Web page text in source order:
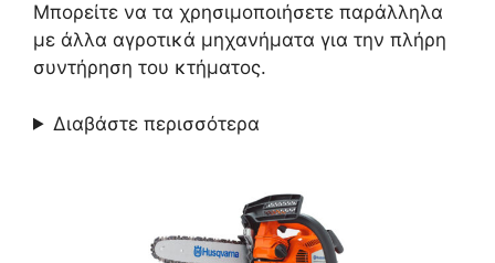
Μπορείτε να τα χρησιμοποιήσετε παράλληλα
με άλλα αγροτικά μηχανήματα για την πλήρη
συντήρηση του κτήματος.
Διαβάστε περισσότερα